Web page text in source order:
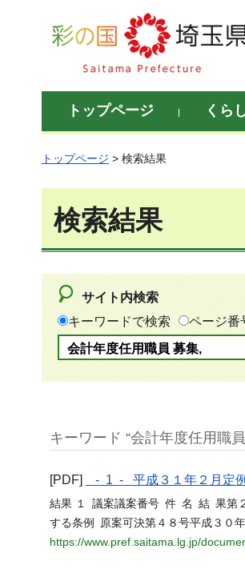
彩の国 埼玉県
トップページ くら
トップページ > 検索結果
検索結果
サイト内検索
キーワードで検索
ページ番
キーワード “会計年度任用職
[PDF] - 1 - 平成３１年２月定
結果 １ 議案議案番号 件 名 結 果第
する条例 原案可決第４８号平成３０
https://www.pref.saitama.lg.jp/